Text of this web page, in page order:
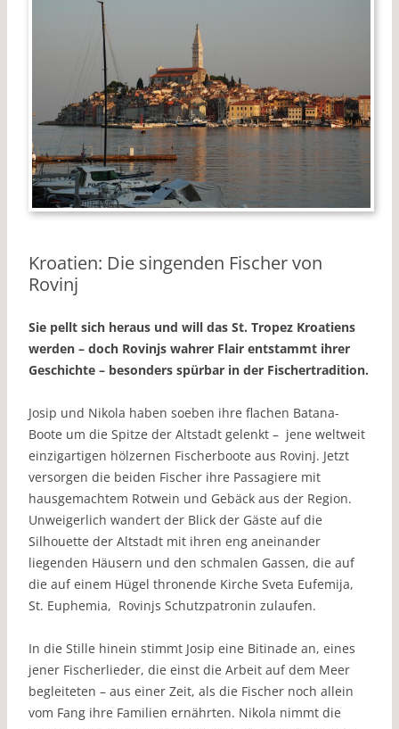
Kroatien: Die singenden Fischer von
Rovinj
Sie pellt sich heraus und will das St. Tropez Kroatiens
werden – doch Rovinjs wahrer Flair entstammt ihrer
Geschichte – besonders spürbar in der Fischertradition.
Josip und Nikola haben soeben ihre flachen Batana-
Boote um die Spitze der Altstadt gelenkt – jene weltweit
einzigartigen hölzernen Fischerboote aus Rovinj. Jetzt
versorgen die beiden Fischer ihre Passagiere mit
hausgemachtem Rotwein und Gebäck aus der Region.
Unweigerlich wandert der Blick der Gäste auf die
Silhouette der Altstadt mit ihren eng aneinander
liegenden Häusern und den schmalen Gassen, die auf
die auf einem Hügel thronende Kirche Sveta Eufemija,
St. Euphemia, Rovinjs Schutzpatronin zulaufen.
In die Stille hinein stimmt Josip eine Bitinade an, eines
jener Fischerlieder, die einst die Arbeit auf dem Meer
begleiteten – aus einer Zeit, als die Fischer noch allein
vom Fang ihre Familien ernährten. Nikola nimmt die